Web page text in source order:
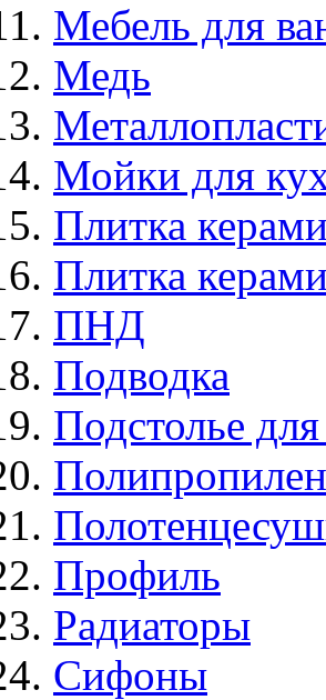
Мебель для
Медь
Мойки для
Плитка
Плитка
ПНД
Подводка
Подстолье
Полипропилен
Профиль
Радиаторы
Сифоны